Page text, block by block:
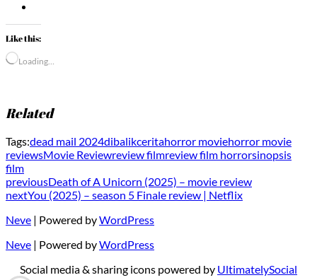
Like this:
Loading…
Related
Tags:dead mail 2024dibalikceritahorror moviehorror movie
reviewsMovie Reviewreview filmreview film horrorsinopsis
film
previousDeath of A Unicorn (2025) – movie review
nextYou (2025) – season 5 Finale review | Netflix
Neve | Powered byWordPress
Neve | Powered byWordPress
Social media & sharing icons powered by UltimatelySocial